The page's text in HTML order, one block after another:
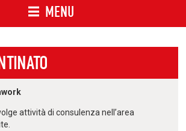
MENU
attività di consulenza nell’area